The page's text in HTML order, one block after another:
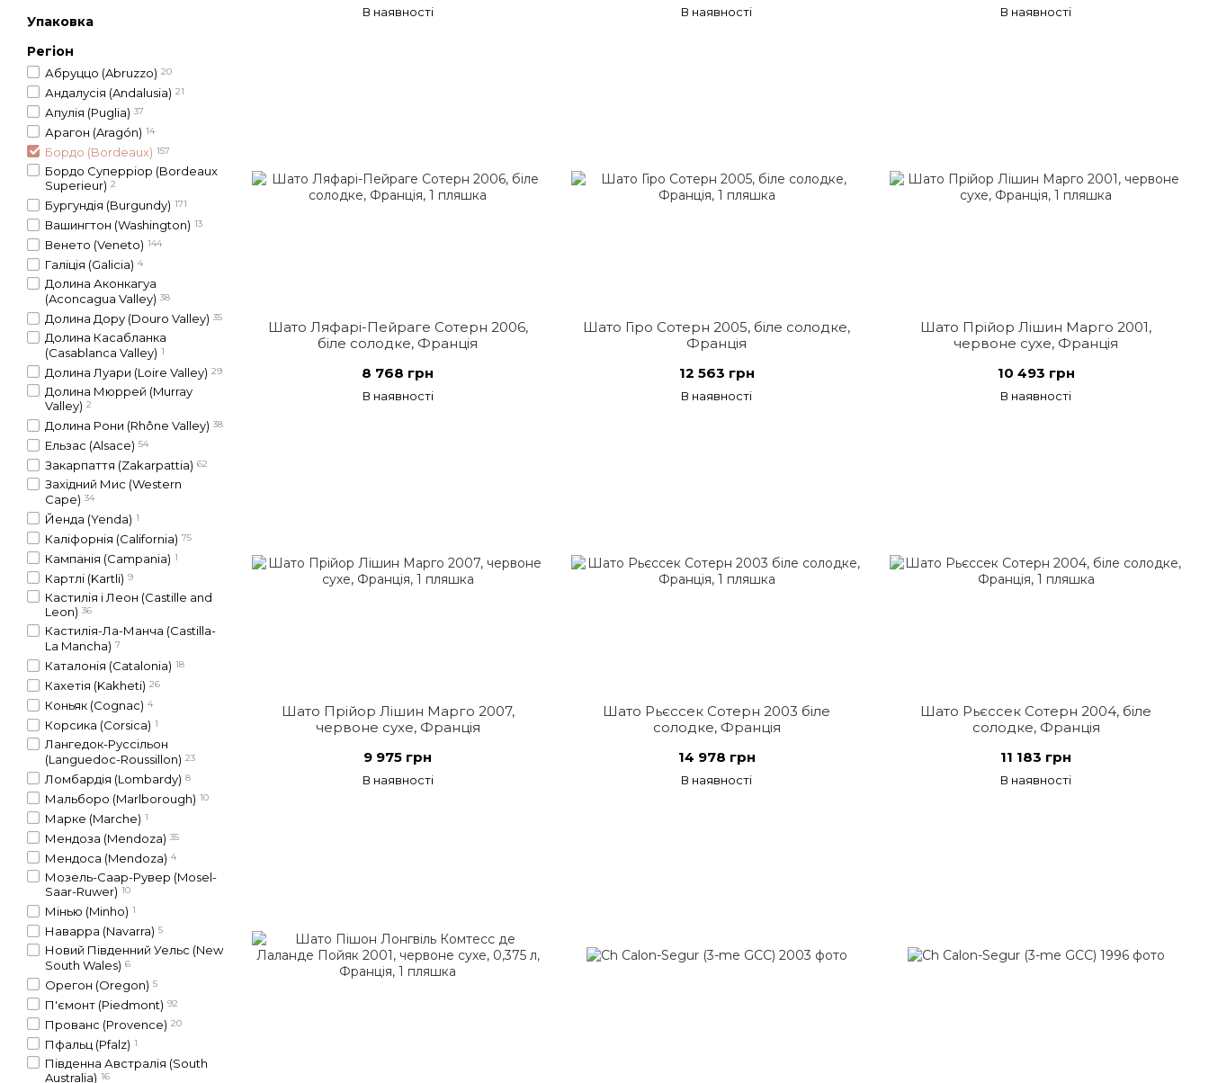
В наявності В наявності В наявності
Шато Ляфарі-Пейраге Сотерн 2006,
біле солодке, Франція
8 768 грн
В наявності
Шато Гіро Сотерн 2005, біле солодке,
Франція
12 563 грн
В наявності
Шато Прійор Лішин Марго 2001,
червоне сухе, Франція
10 493 грн
В наявності
Шато Прійор Лішин Марго 2007,
червоне сухе, Франція
9 975 грн
В наявності
Шато Рьєссек Сотерн 2003 біле
солодке, Франція
14 978 грн
В наявності
Шато Рьєссек Сотерн 2004, біле
солодке, Франція
11 183 грн
В наявності
Упаковка
Регіон
Абруццо (Abruzzo) 20
Андалусія (Andalusia) 21
Апулія (Puglia) 37
Арагон (Aragón) 14
Бордо (Bordeaux) 157
Бордо Суперріор (Bordeaux
Superieur) 2
Бургундія (Burgundy) 171
Вашингтон (Washington) 13
Венето (Veneto) 144
Галіція (Galicia) 4
Долина Аконкагуа
(Aconcagua Valley) 38
Долина Дору (Douro Valley) 35
Долина Касабланка
(Casablanca Valley) 1
Долина Луари (Loire Valley) 29
Долина Мюррей (Murray
Valley) 2
Долина Рони (Rhône Valley) 38
Ельзас (Alsace) 54
Закарпаття (Zakarpattia) 62
Західний Мис (Western
Cape) 34
Йенда (Yenda) 1
Каліфорнія (California) 75
Кампанія (Campania) 1
Картлі (Kartli) 9
Кастилія і Леон (Castille and
Leon) 36
Кастилія-Ла-Манча (Castilla-
La Mancha) 7
Каталонія (Catalonia) 18
Кахетія (Kakheti) 26
Коньяк (Cognac) 4
Корсика (Corsica) 1
Лангедок-Русcільон
(Languedoc-Roussillon) 23
Ломбардія (Lombardy) 8
Мальборо (Marlborough) 10
Марке (Marche) 1
Мендоза (Mendoza) 35
Мендоса (Mendoza) 4
Мозель-Саар-Рувер (Mosel-
Saar-Ruwer) 10
Мінью (Minho) 1
Наварра (Navarra) 5
Новий Південний Уельс (New
South Wales) 6
Орегон (Oregon) 5
П'ємонт (Piedmont) 92
Прованс (Provence) 20
Пфальц (Pfalz) 1
Південна Австралія (South
Australia) 16